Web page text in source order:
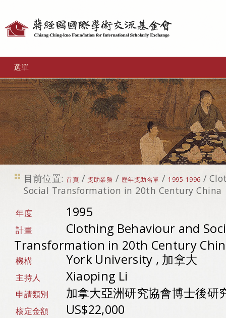
選單
目前位置: 首頁 /獎助業務 / 歷年獎助名單 / 1995-1996 /
Social Transformation in 20th Century China
年度 1995
計畫
Clothing Behaviour and
Transformation in 20th Century
機構 York University , 加拿大
主持人 Xiaoping Li
申請類別 加拿大亞洲研究協會博士後研
核定金額 US$22,000